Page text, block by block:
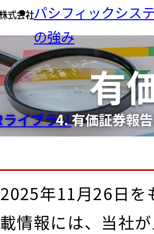
パシフィックシス
の強み
覧
業界から探
製造業生コン
生活・公共サー
検査AI生コン
業務デジタル化
IRニュース
IRライブラ
免責事項
社長メッセ
パシフィック
テムの歩み（
人事情報公
セミナー・
有
イブラリ有価証券報
年11月26日を
情報には、当社